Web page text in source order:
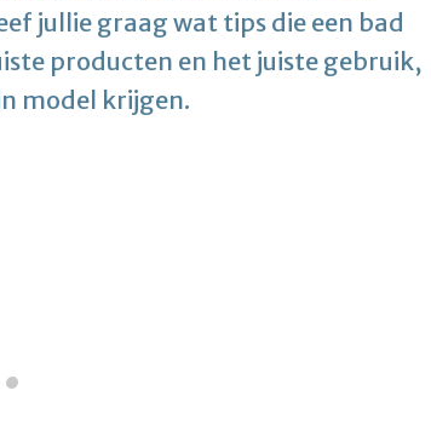
jullie graag wat tips die een bad
producten en het juiste gebruik,
model krijgen.